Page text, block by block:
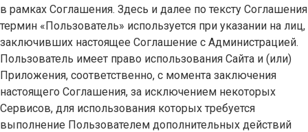
в рамках Соглашения. Здесь и далее по тексту Соглашения
термин «Пользователь» используется при указании на лиц,
заключивших настоящее Соглашение с Администрацией.
Пользователь имеет право использования Сайта и (или)
Приложения, соответственно, с момента заключения
настоящего Соглашения, за исключением некоторых
Сервисов, для использования которых требуется
выполнение Пользователем дополнительных действий